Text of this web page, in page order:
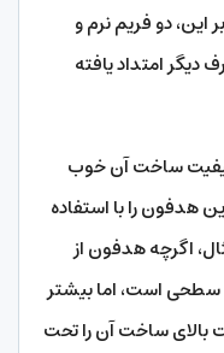
دو فریم نرم و
امتداد یافته
ساخت آن خوب
هدفون را با استفاده
اگرچه هدفون از
سطحی است، اما بیشتر
بالای ساخت آن را تحت